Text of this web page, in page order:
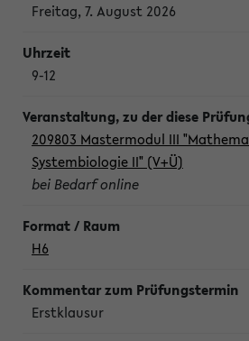
Freitag, 7. August 2026
9-12
209803 Mastermodul III
Systembiologie II" (V+Ü)
bei Bedarf online
H6
Erstklausur